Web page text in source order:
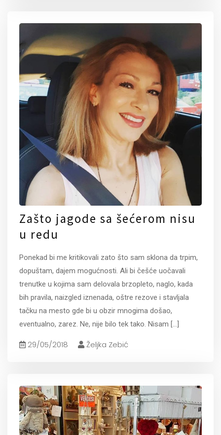
Zašto jagode sa šećerom nisu
u redu
Ponekad bi me kritikovali zato što sam sklona da trpim,
dopuštam, dajem mogućnosti. Ali bi češće uočavali
trenutke u kojima sam delovala brzopleto, naglo, kada
bih pravila, naizgled iznenada, oštre rezove i stavljala
tačku na mesto gde bi u obzir mnogima došao,
eventualno, zarez. Ne, nije bilo tek tako. Nisam [...]
29/05/2018 Željka Zebić